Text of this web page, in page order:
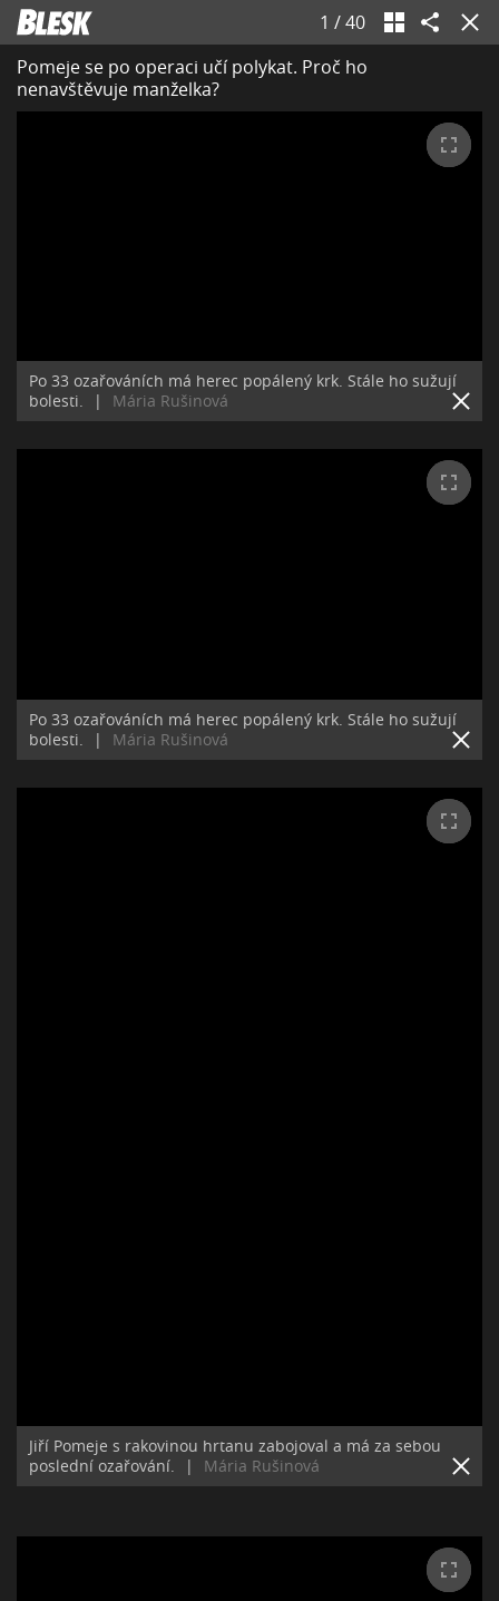
1 /40
Pomeje se po operaci učí polykat. Proč ho
nenavštěvuje manželka?
Po 33 ozařováních má herec popálený krk. Stále ho sužují
bolesti.
| Mária Rušinová
Po 33 ozařováních má herec popálený krk. Stále ho sužují
bolesti.
| Mária Rušinová
Jiří Pomeje s rakovinou hrtanu zabojoval a má za sebou
poslední ozařování.
| Mária Rušinová